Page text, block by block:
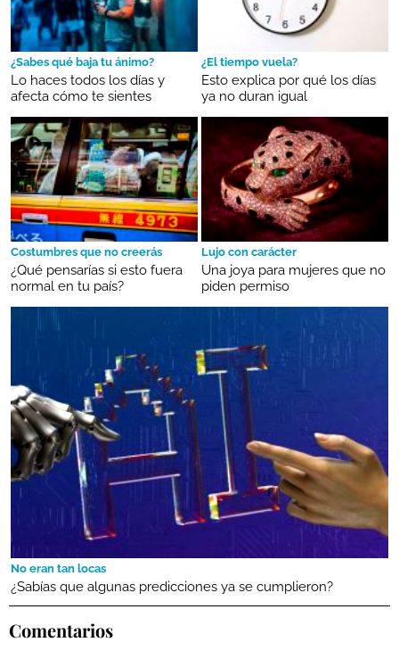
¿Sabes qué baja tu ánimo?
Lo haces todos los días y
afecta cómo te sientes
¿El tiempo vuela?
Esto explica por qué los días
ya no duran igual
Costumbres que no creerás
¿Qué pensarías si esto fuera
normal en tu país?
Lujo con carácter
Una joya para mujeres que no
piden permiso
No eran tan locas
¿Sabías que algunas predicciones ya se cumplieron?
Comentarios